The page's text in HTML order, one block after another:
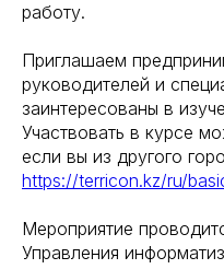
работу.
Приглашаем
руководителей и
заинтересованы в
Участвовать в курсе
если вы из другого
https://terricon.kz/ru/
Мероприятие
Управления